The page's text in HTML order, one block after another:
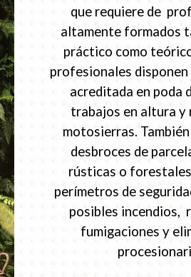
que requiere de
altamente formados
práctico como
profesionales
acreditada en poda
trabajos en altura y
motosierras.
desbroces de
rústicas o
perímetros de
posibles incendios,
fumigaciones y